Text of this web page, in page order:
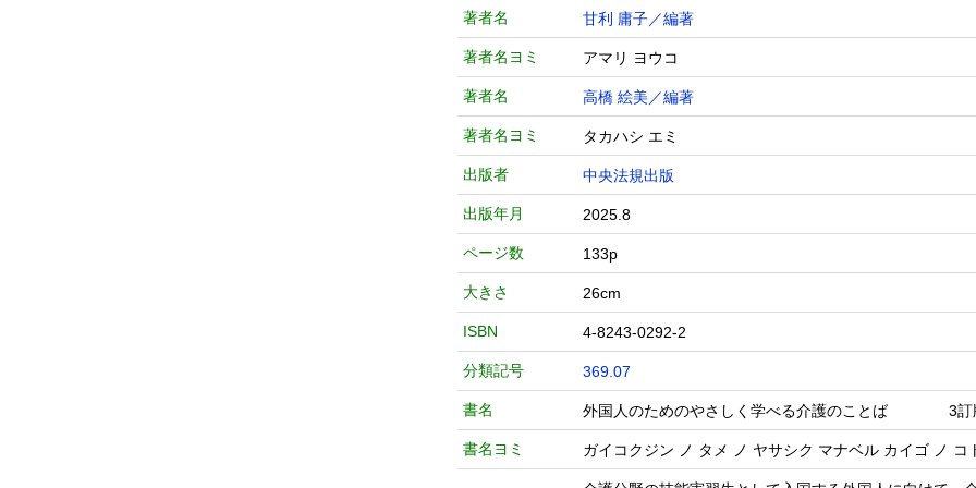
著者名 甘利 庸子／編著
著者名ヨミ アマリ ヨウコ
著者名 高橋 絵美／編著
著者名ヨミ タカハシ エミ
出版者 中央法規出版
出版年月 2025.8
ページ数 133p
大きさ 26cm
ISBN 4-8243-0292-2
分類記号 369.07
書名 外国人のためのやさしく学べる介護のことば 3訂
書名ヨミ ガイコクジン ノ タメ ノ ヤサシク マナベル カイゴ ノ コ